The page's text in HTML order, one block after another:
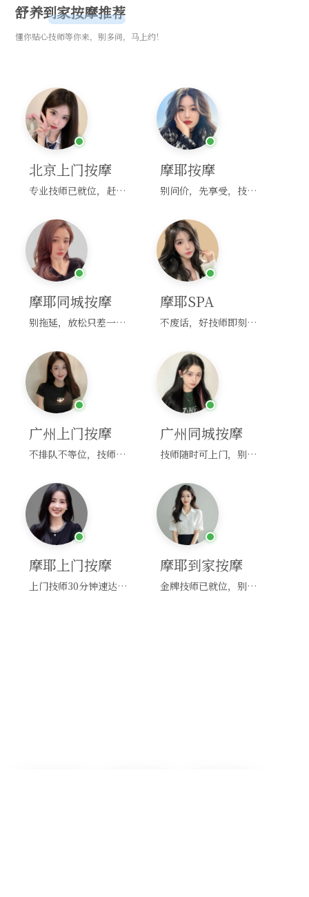
舒养到家按摩推荐
懂你贴心技师等你来，别多问，马上约！
北京上门按摩
专业技师已就位，赶紧下单！
摩耶按摩
别问价，先享受，技师马上到！
摩耶同城按摩
别拖延，放松只差一次点击！
摩耶SPA
不废话，好技师即刻上门，约！
广州上门按摩
不排队不等位，技师直奔你家！
广州同城按摩
技师随时可上门，别啰嗦，赶紧约！
摩耶上门按摩
上门技师30分钟速达，别问，快约！
摩耶到家按摩
金牌技师已就位，别纠结，马上预约！